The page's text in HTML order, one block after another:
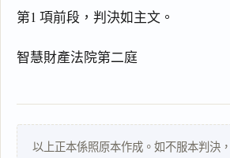
第1 項前段，判決如主文。
智慧財產法院第二庭
以上正本係照原本作成。如不服本判決